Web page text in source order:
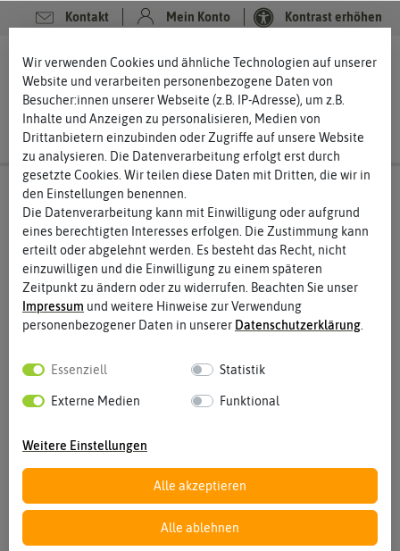
Kontakt Mein Konto Kontrast erhöhen
0 0
Vergrößern durch berühren
Wir verwenden Cookies und ähnliche Technologien auf unserer
Website und verarbeiten personenbezogene Daten von
Besucher:innen unserer Webseite (z.B. IP-Adresse), um z.B.
Inhalte und Anzeigen zu personalisieren, Medien von
Drittanbietern einzubinden oder Zugriffe auf unsere Website
zu analysieren. Die Datenverarbeitung erfolgt erst durch
gesetzte Cookies. Wir teilen diese Daten mit Dritten, die wir in
den Einstellungen benennen.
Die Datenverarbeitung kann mit Einwilligung oder aufgrund
eines berechtigten Interesses erfolgen. Die Zustimmung kann
erteilt oder abgelehnt werden. Es besteht das Recht, nicht
einzuwilligen und die Einwilligung zu einem späteren
Zeitpunkt zu ändern oder zu widerrufen. Beachten Sie unser
Impressum und weitere Hinweise zur Verwendung
personenbezogener Daten in unserer Daten­schutz­erklärung
Essenziell Statistik
Externe Medien Funktional
Weitere Einstellungen
Alle akzeptieren
Alle ablehnen